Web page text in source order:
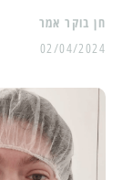
02/04/2024